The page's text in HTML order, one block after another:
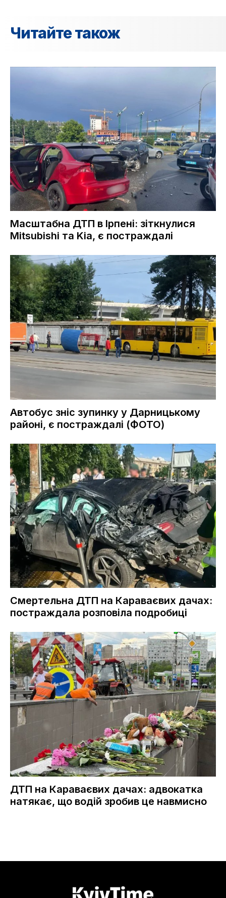
Читайте також
Масштабна ДТП в Ірпені: зіткнулися
Mitsubishi та Kia, є постраждалі
Автобус зніс зупинку у Дарницькому
районі, є постраждалі (ФОТО)
Смертельна ДТП на Караваєвих дачах:
постраждала розповіла подробиці
ДТП на Караваєвих дачах: адвокатка
натякає, що водій зробив це навмисно